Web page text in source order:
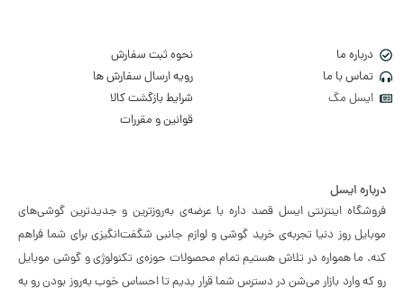
درباره ما
تماس با ما
ایسل مگ
نحوه ثبت سفارش
رویه ارسال سفارش ها
شرایط بازگشت کالا
قوانین و مقررات
درباره ایسل
فروشگاه اینترنتی ایسل قصد داره با عرضه‌ی به‌روزترین و جدیدترین گوشی‌های
موبایل روز دنیا تجربه‌ی خرید گوشی و لوازم جانبی شگفت‌انگیزی برای شما فراهم
کنه. ما همواره در تلاش هستیم تمام محصولات حوزه‌ی تکنولوژی و گوشی موبایل
رو که وارد بازار می‌شن در دسترس شما قرار بدیم تا احساس خوب به‌روز بودن رو به